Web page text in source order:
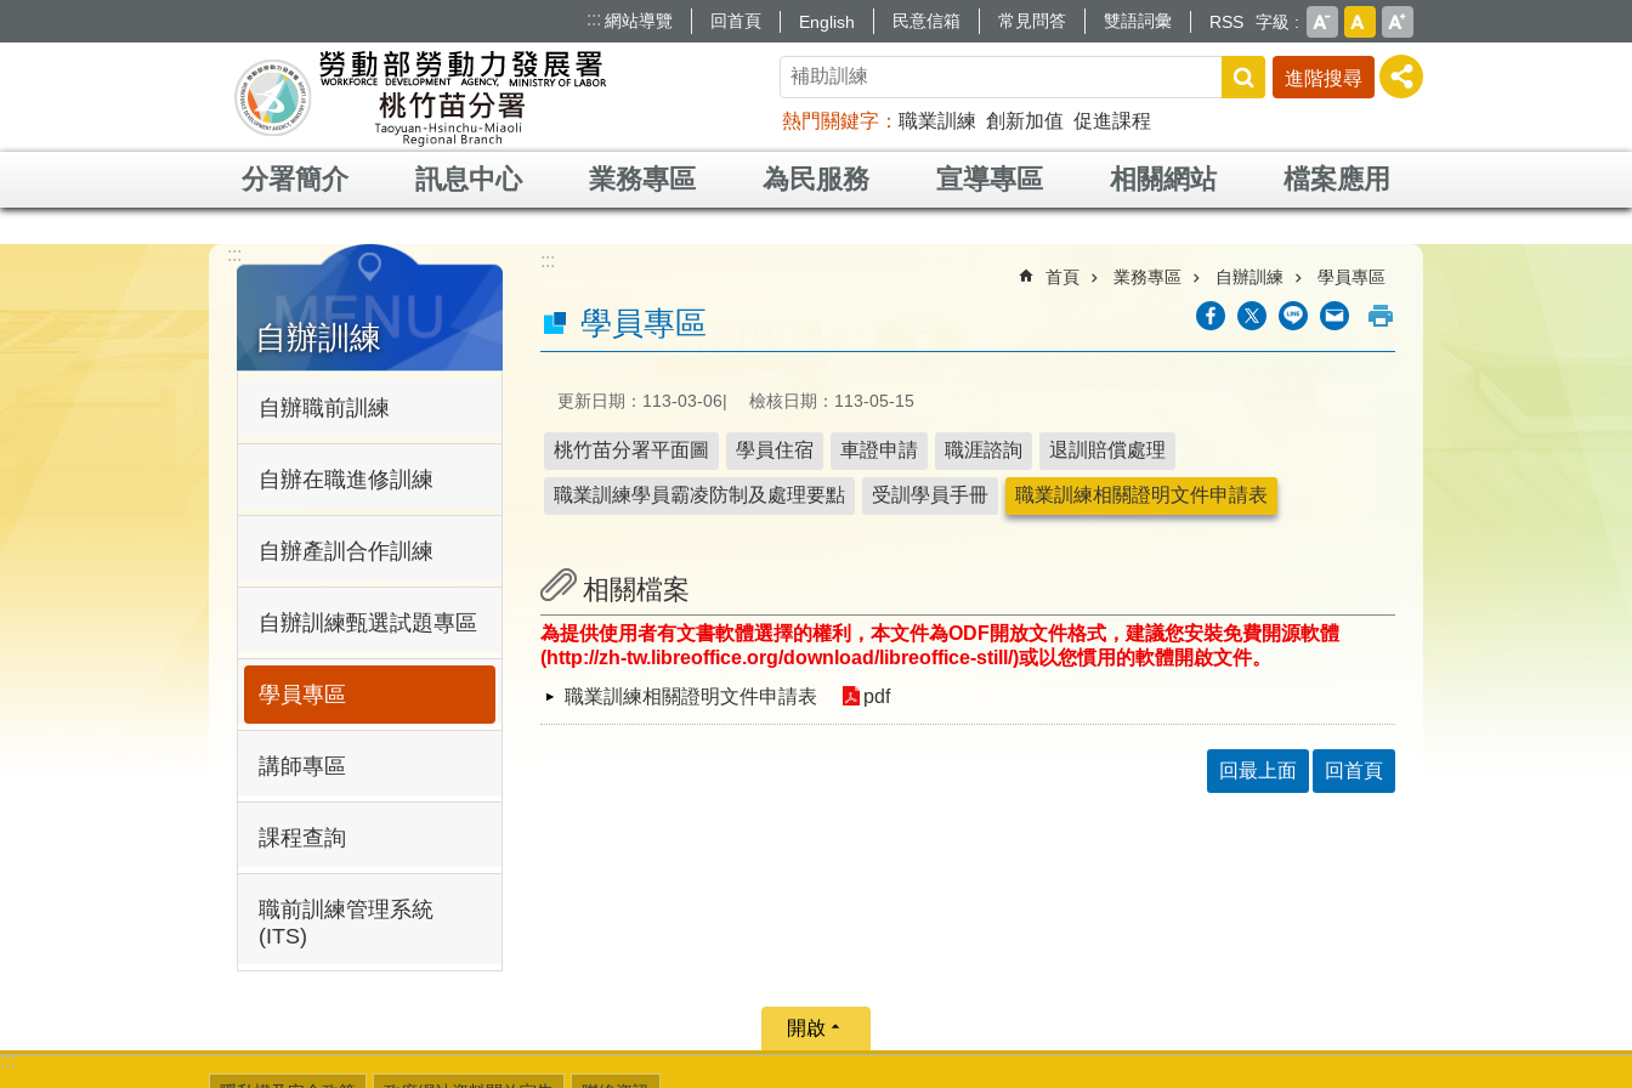
::: 網站導覽 回首頁 English 民意信箱 常見問答 雙語詞彙 RSS 字級
進階搜尋
熱門關鍵字 職業訓練 創新加值 促進課程
分署簡介 訊息中心 業務專區 為民服務 宣導專區 相關網站 檔案應用
:::
自辦訓練
自辦職前訓練
自辦在職進修訓練
自辦產訓合作訓練
自辦訓練甄選試題專區
學員專區
講師專區
課程查詢
職前訓練管理系統
(ITS)
:::
首頁 業務專區 自辦訓練 學員專區
學員專區
更新日期：113-03-06 檢核日期：113-05-15
桃竹苗分署平面圖 學員住宿 車證申請 職涯諮詢 退訓賠償處理
職業訓練學員霸凌防制及處理要點 受訓學員手冊 職業訓練相關證明文件申請表
相關檔案
為提供使用者有文書軟體選擇的權利，本文件為ODF開放文件格式，建議您安裝免費開源軟體
(http://zh-tw.libreoffice.org/download/libreoffice-still/)或以您慣用的軟體開啟文件。
職業訓練相關證明文件申請表
pdf
回最上面 回首頁
:::
開啟